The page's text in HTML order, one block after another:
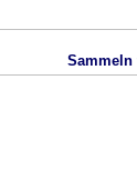
Sammeln